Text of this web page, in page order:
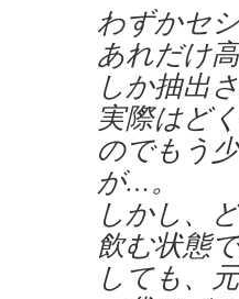
わずかセ
あれだけ
しか抽出
実際はど
のでもう
が…。
しかし、
飲む状態
しても、